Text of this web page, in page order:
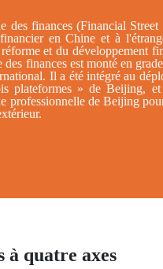
des finances (Financial
en Chine et à
et du développement
finances est monté en
Il a été intégré au
plateformes » de Beijing,
professionnelle de Beijing
à quatre axes